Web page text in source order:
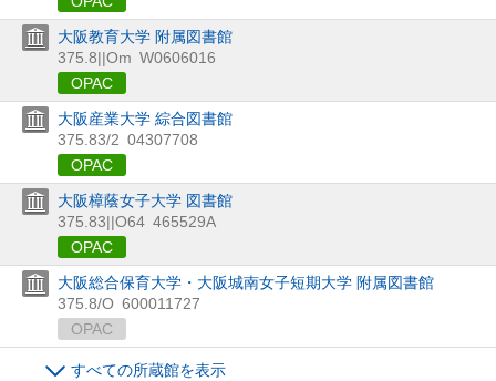
大阪教育大学 附属図書館
375.8||Om W0606016
OPAC
大阪産業大学 綜合図書館
375.83/2 04307708
OPAC
大阪樟蔭女子大学 図書館
375.83||O64 465529A
OPAC
大阪総合保育大学・大阪城南女子短期大学 附属図書館
375.8/O 600011727
OPAC
すべての所蔵館を表示